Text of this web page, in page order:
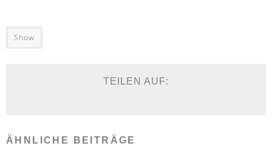
Show
TEILEN AUF:
ÄHNLICHE BEITRÄGE